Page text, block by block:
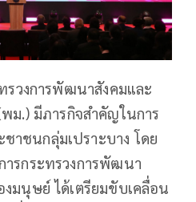
รวงการพัฒนาสังคมและ
ม.) มีภารกิจสำคัญในการ
ชนกลุ่มเปราะบาง โดย
รกระทรวงการพัฒนา
มนุษย์ ได้เตรียมขับเคลื่อน